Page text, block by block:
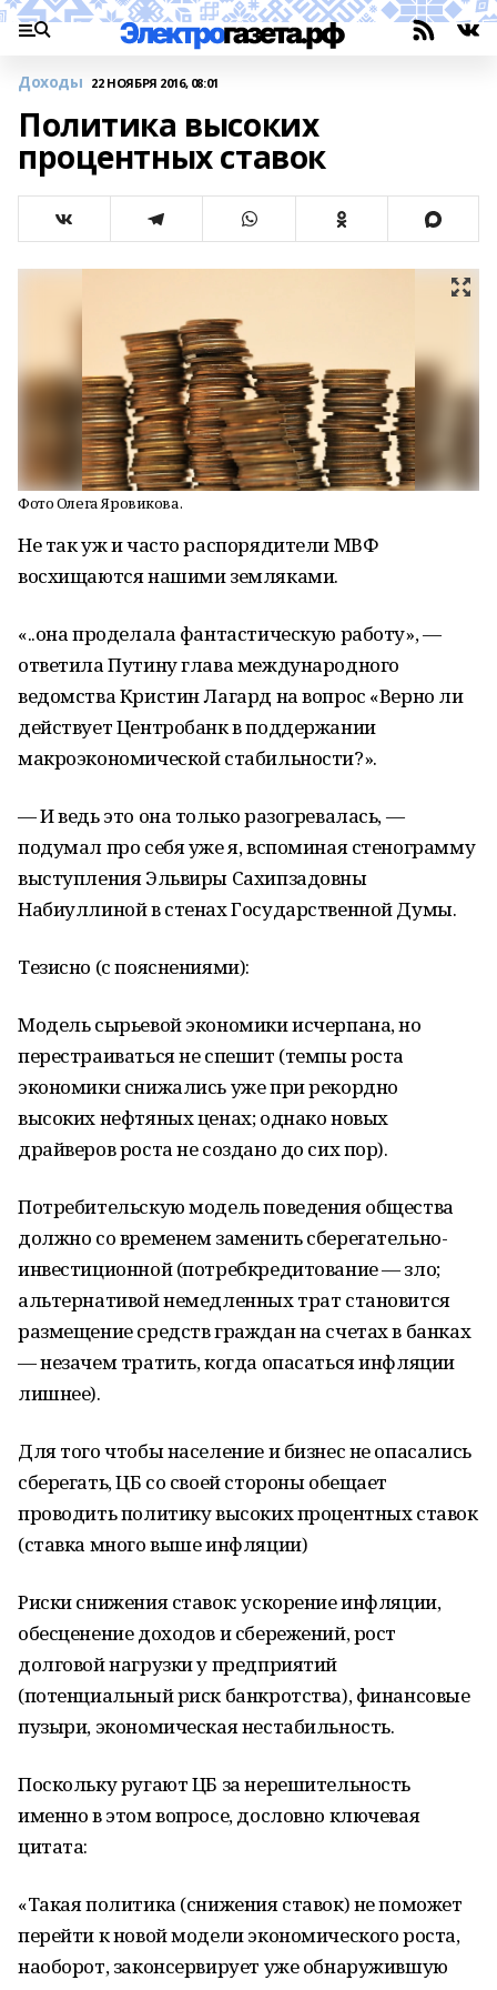
Доходы 22 НОЯБРЯ 2016, 08:01
Политика высоких
процентных ставок
Фото Олега Яровикова.
Не так уж и часто распорядители МВФ
восхищаются нашими земляками.
«..она проделала фантастическую работу», —
ответила Путину глава международного
ведомства Кристин Лагард на вопрос «Верно ли
действует Центробанк в поддержании
макроэкономической стабильности?».
— И ведь это она только разогревалась, —
подумал про себя уже я, вспоминая стенограмму
выступления Эльвиры Сахипзадовны
Набиуллиной в стенах Государственной Думы.
Тезисно (с пояснениями):
Модель сырьевой экономики исчерпана, но
перестраиваться не спешит (темпы роста
экономики снижались уже при рекордно
высоких нефтяных ценах; однако новых
драйверов роста не создано до сих пор).
Потребительскую модель поведения общества
должно со временем заменить сберегательно-
инвестиционной (потребкредитование — зло;
альтернативой немедленных трат становится
размещение средств граждан на счетах в банках
— незачем тратить, когда опасаться инфляции
лишнее).
Для того чтобы население и бизнес не опасались
сберегать, ЦБ со своей стороны обещает
проводить политику высоких процентных ставок
(ставка много выше инфляции)
Риски снижения ставок: ускорение инфляции,
обесценение доходов и сбережений, рост
долговой нагрузки у предприятий
(потенциальный риск банкротства), финансовые
пузыри, экономическая нестабильность.
Поскольку ругают ЦБ за нерешительность
именно в этом вопросе, дословно ключевая
цитата:
«Такая политика (снижения ставок) не поможет
перейти к новой модели экономического роста,
наоборот, законсервирует уже обнаружившую